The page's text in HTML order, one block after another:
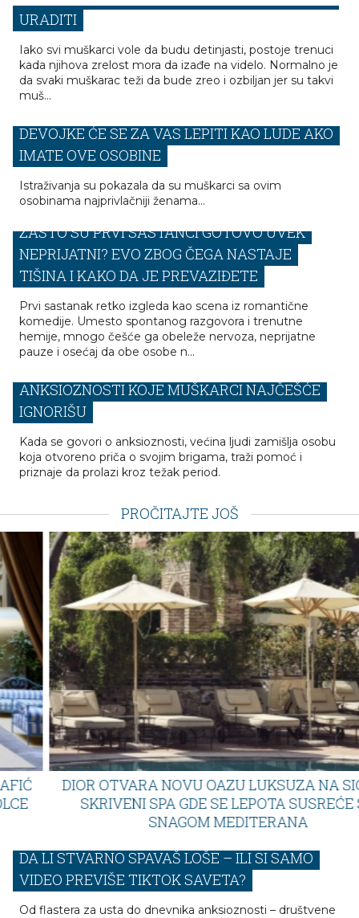
URADITI
Iako svi muškarci vole da budu detinjasti, postoje trenuci
kada njihova zrelost mora da izađe na videlo. Normalno je
da svaki muškarac teži da bude zreo i ozbiljan jer su takvi
muš...
DEVOJKE ĆE SE ZA VAS LEPITI KAO LUDE AKO
IMATE OVE OSOBINE
Istraživanja su pokazala da su muškarci sa ovim
osobinama najprivlačniji ženama...
ZAŠTO SU PRVI SASTANCI GOTOVO UVEK
NEPRIJATNI? EVO ZBOG ČEGA NASTAJE
TIŠINA I KAKO DA JE PREVAZIĐETE
Prvi sastanak retko izgleda kao scena iz romantične
komedije. Umesto spontanog razgovora i trenutne
hemije, mnogo češće ga obeleže nervoza, neprijatne
pauze i osećaj da obe osobe n...
ANKSIOZNOSTI KOJE MUŠKARCI NAJČEŠĆE
IGNORIŠU
Kada se govori o anksioznosti, većina ljudi zamišlja osobu
koja otvoreno priča o svojim brigama, traži pomoć i
priznaje da prolazi kroz težak period.
PROČITAJTE JOŠ
DIOR OTVARA NOVU OAZU LUKSUZA NA SICILIJI:
SKRIVENI SPA GDE SE LEPOTA SUSREĆE SA
SNAGOM MEDITERANA
DA LI STVARNO SPAVAŠ LOŠE – ILI SI SAMO
VIDEO PREVIŠE TIKTOK SAVETA?
Od flastera za usta do dnevnika anksioznosti – društvene